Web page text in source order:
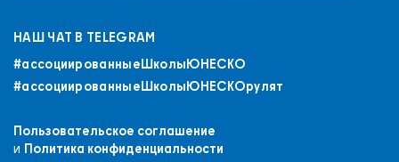
+7 (843) 294-83-44
НАШ ЧАТ В TELEGRAM
#ассоциированныеШколыЮНЕСКO
#ассоциированныеШколыЮНЕСКОрулят
Пользовательское соглашение
и Политика конфиденциальности